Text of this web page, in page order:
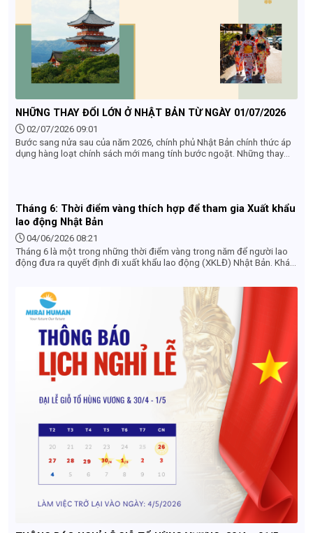
NHỮNG THAY ĐỔI LỚN Ở NHẬT BẢN TỪ NGÀY 01/07/2026
02/07/2026 09:01
Bước sang nửa sau của năm 2026, chính phủ Nhật Bản chính thức áp
dụng hàng loạt chính sách mới mang tính bước ngoặt. Những thay
có hiệu lực mà bạn không thể bỏ qua.
Tháng 6: Thời điểm vàng thích hợp để tham gia Xuất khẩu
lao động Nhật Bản
04/06/2026 08:21
Tháng 6 là một trong những thời điểm vàng trong năm để người lao
động đưa ra quyết định đi xuất khẩu lao động (XKLĐ) Nhật Bản. Khác
dụng và làm hồ sơ, tháng 6 sở hữu những lợi thế cực kỳ lớn về cả đơn
hàng, chi phí lẫn lộ trình thời gian. Dưới đây là những lý do vì sao bạn
nên chốt đơn hàng và làm hồ sơ XKLĐ Nhật Bản ngay trong tháng 6